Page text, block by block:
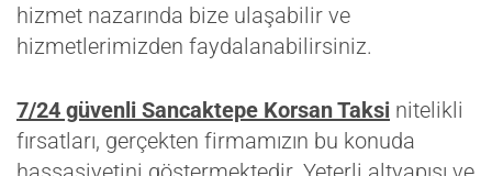
hizmet nazarında bize ulaşabilir ve
hizmetlerimizden faydalanabilirsiniz.
7/24 güvenli Sancaktepe Korsan Taksi nitelikli
fırsatları, gerçekten firmamızın bu konuda